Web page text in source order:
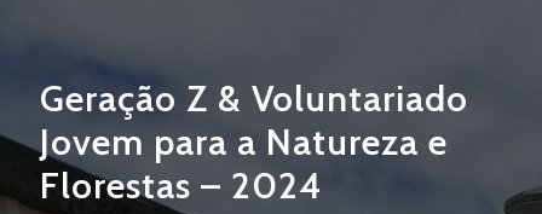
Geração Z & Voluntariado
Jovem para a Natureza e
Florestas – 2024